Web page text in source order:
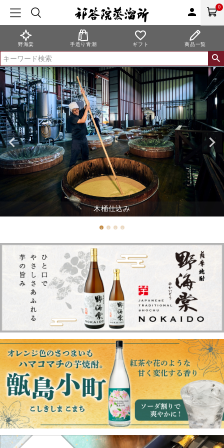
person 0
野海棠 手造り青潮 ギフト 商品一覧
木桶仕込み